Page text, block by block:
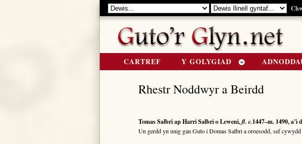
CARTREF Y GOLYGIAD
Rhestr Noddwyr a Beirdd
Tomas Salbri ap Harri Salbri o Leweni,fl. c.1447–m. 1490, a’i
Un gerdd yn unig gan Guto i Domas Salbri a oroesodd, sef